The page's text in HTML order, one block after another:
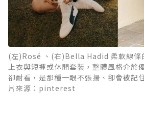
(左)Rosé 、(右)Bella Hadid 柔軟線條
上衣與短褲或休閒套裝，整體風格介於
卻耐看，是那種一眼不張揚、卻會被記
片來源：pinterest